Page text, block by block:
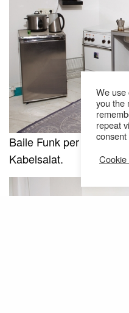
Baile Funk per Handy
Kabelsalat.
We use
you the
repeat
Cookie